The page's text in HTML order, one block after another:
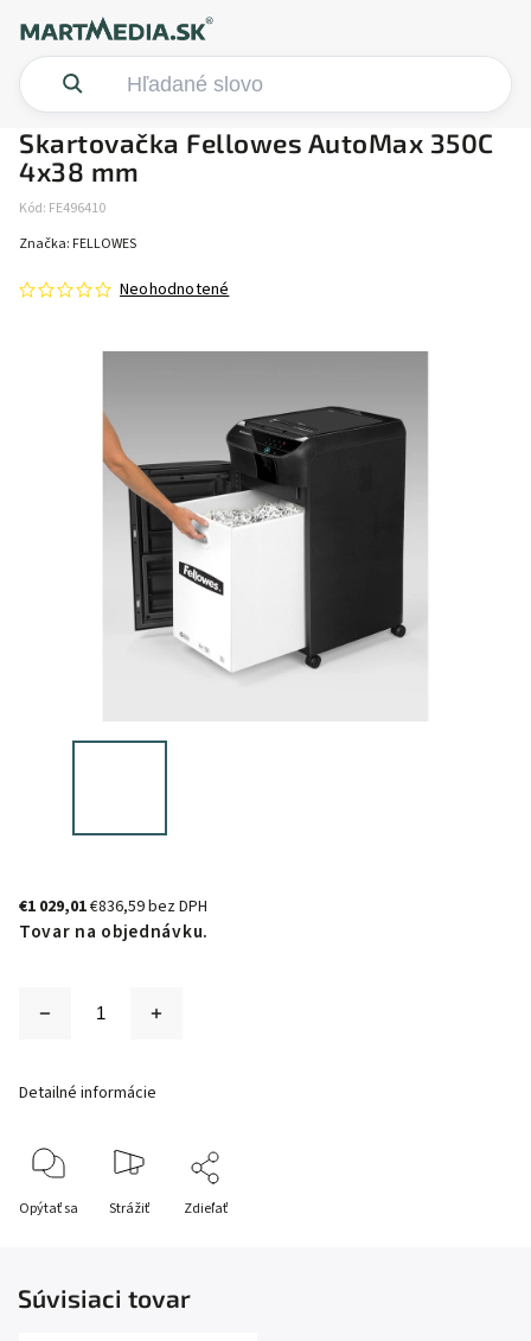
Skartovačka Fellowes AutoMax 350C
4x38 mm
Kód: FE496410
Neohodnotené
Značka: FELLOWES
€1 029,01€836,59 bez DPH
Tovar na objednávku.
Detailné informácie
Opýtať sa Strážiť Zdieľať
Súvisiaci tovar